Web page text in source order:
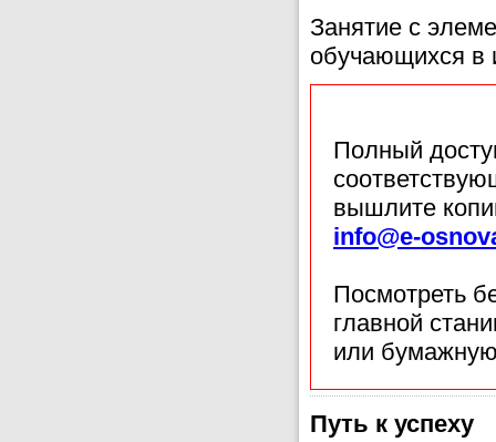
Занятие с
обучающихся в
Полный
вышлите
info@e-
Посмотреть
главной
или
Путь к успеху